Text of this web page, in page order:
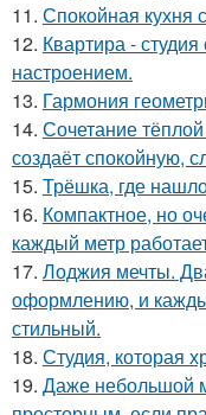
11. Спокойная кухня
12. Квартира -
настроением.
13. Гармония
14. Сочетание
создаёт спокойную,
15. Трёшка, где
16. Компактное, но
каждый метр
17. Лоджия мечты.
оформлению, и
стильный.
18. Студия, которая
19. Даже небольшой